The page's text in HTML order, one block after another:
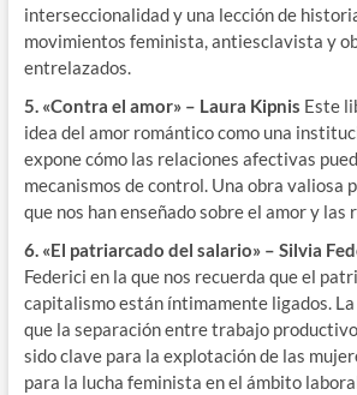
interseccionalidad y una lección de
movimientos feminista, antiesclavista y
entrelazados.
5. «Contra el amor» – Laura Kipnis Este
idea del amor romántico como una
expone cómo las relaciones afectivas
mecanismos de control. Una obra valiosa
que nos han enseñado sobre el amor y las
6. «El patriarcado del salario» – Silvia
Federici en la que nos recuerda que el
capitalismo están íntimamente ligados.
que la separación entre trabajo
sido clave para la explotación de las
para la lucha feminista en el ámbito